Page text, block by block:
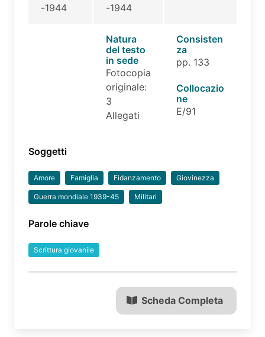
-1944
-1944
Natura
del testo
in sede
Fotocopia
originale:
3
Allegati
Consisten
za
pp. 133
Collocazio
ne
E/91
Soggetti
Amore Famiglia Fidanzamento Giovinezza
Guerra mondiale 1939-45 Militari
Parole chiave
Scrittura giovanile
Scheda Completa